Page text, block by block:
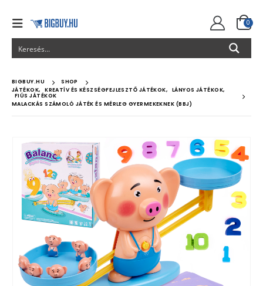
0
BIGBUY.HU
SHOP
JÁTÉKOK, KREATÍV ÉS KÉSZSÉGFEJLESZTŐ JÁTÉKOK, LÁNYOS JÁTÉKOK,
FIÚS JÁTÉKOK
MALACKÁS SZÁMOLÓ JÁTÉK ÉS MÉRLEG GYERMEKEKNEK (BBJ)